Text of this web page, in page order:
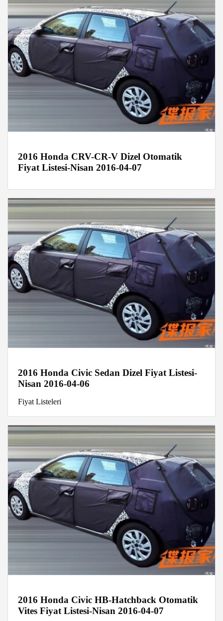
2016 Honda CRV-CR-V Dizel Otomatik
Fiyat Listesi-Nisan 2016-04-07
2016 Honda Civic Sedan Dizel Fiyat Listesi-
Nisan 2016-04-06
Fiyat Listeleri
2016 Honda Civic HB-Hatchback Otomatik
Vites Fiyat Listesi-Nisan 2016-04-07